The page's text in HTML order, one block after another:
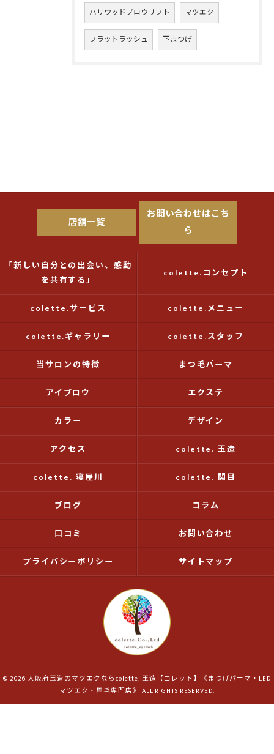
ハリウッドブロウリフト マツエク
フラットラッシュ 下まつげ
店舗一覧
お問い合わせはこち
ら
「新しい自分との出会い、感動
を共有する」
colette.コンセプト
colette.サービス colette.メニュー
colette.ギャラリー colette.スタッフ
当サロンの特徴 まつ毛パーマ
アイブロウ エクステ
カラー デザイン
アクセス colette. 玉造
colette. 寝屋川 colette. 関目
ブログ コラム
口コミ お問い合わせ
プライバシーポリシー サイトマップ
© 2026 大阪府玉造のマツエクならcolette. 玉造【コレット】《まつげパーマ・LED
マツエク・眉毛専門店》 ALL RIGHTS RESERVED.